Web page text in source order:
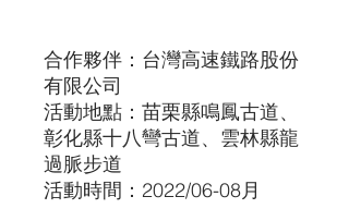
合作夥伴：台灣高速鐵路股份
有限公司
活動地點：苗栗縣鳴鳳古道、
彰化縣十八彎古道、雲林縣龍
過脈步道
活動時間：2022/06-08月